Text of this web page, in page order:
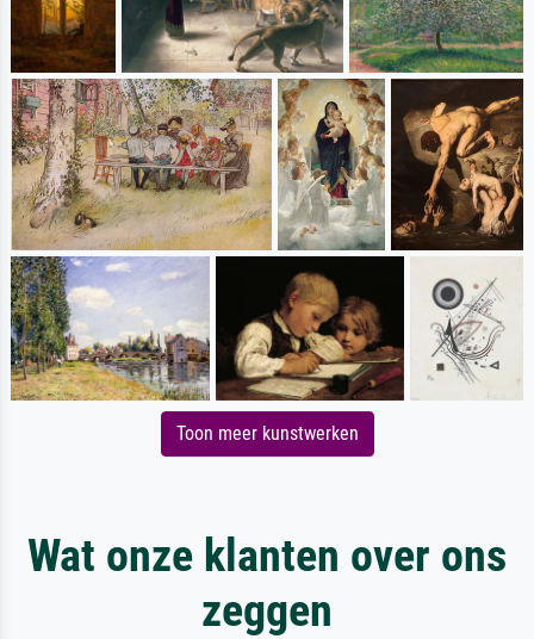
Toon meer kunstwerken
Wat onze klanten over ons
zeggen